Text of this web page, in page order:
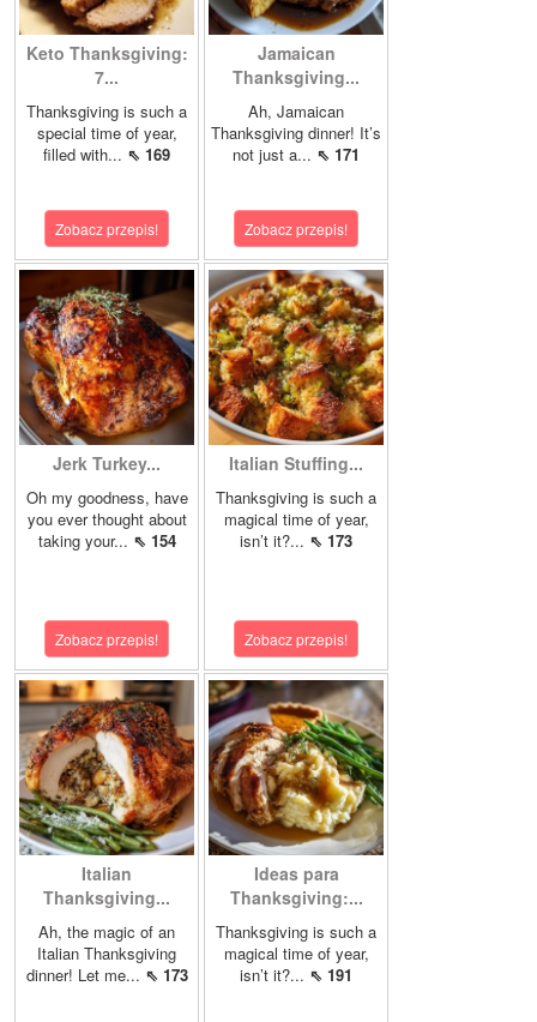
Keto Thanksgiving:
7...
Thanksgiving is such a
special time of year,
filled with... ⇖ 169
Zobacz przepis!
Jamaican
Thanksgiving...
Ah, Jamaican
Thanksgiving dinner! It’s
not just a... ⇖ 171
Zobacz przepis!
Jerk Turkey...
Oh my goodness, have
you ever thought about
taking your... ⇖ 154
Zobacz przepis!
Italian Stuffing...
Thanksgiving is such a
magical time of year,
isn’t it?... ⇖ 173
Zobacz przepis!
Italian
Thanksgiving...
Ah, the magic of an
Italian Thanksgiving
dinner! Let me... ⇖ 173
Ideas para
Thanksgiving:...
Thanksgiving is such a
magical time of year,
isn’t it?... ⇖ 191